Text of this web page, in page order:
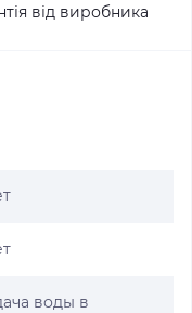
від виробника
воды в